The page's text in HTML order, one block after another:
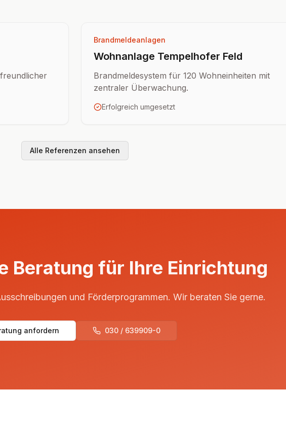
Brandmeldeanlagen
Wohnanlage Tempelhofer Feld
Brandmeldesystem für 120 Wohneinheiten mit
zentraler Überwachung.
Erfolgreich umgesetzt
Alle Referenzen ansehen
Beratung für Ihre Einrichtung
und Förderprogrammen. Wir beraten Sie gerne.
anfordern 030 / 639909-0